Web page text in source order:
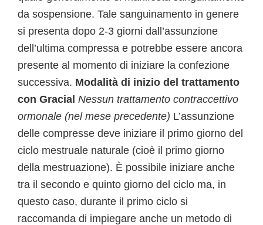
da sospensione. Tale sanguinamento in genere
si presenta dopo 2-3 giorni dall’assunzione
dell’ultima compressa e potrebbe essere ancora
presente al momento di iniziare la confezione
successiva. Modalità di inizio del trattamento
con Gracial Nessun trattamento contraccettivo
ormonale (nel mese precedente) L’assunzione
delle compresse deve iniziare il primo giorno del
ciclo mestruale naturale (cioè il primo giorno
della mestruazione). È possibile iniziare anche
tra il secondo e quinto giorno del ciclo ma, in
questo caso, durante il primo ciclo si
raccomanda di impiegare anche un metodo di